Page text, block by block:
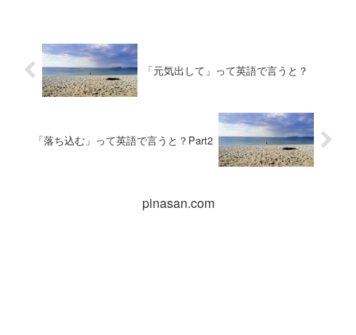
「元気出して」って英語で言うと？
「落ち込む」って英語で言うと？Part2
pinasan.com